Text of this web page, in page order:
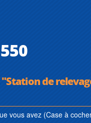
de
vous avez (Case à